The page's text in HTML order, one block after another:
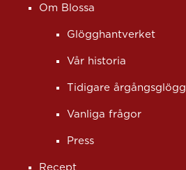
Om Blossa
Glögghantverket
Vår historia
Tidigare årgångsglögg
Vanliga frågor
Press
Recept